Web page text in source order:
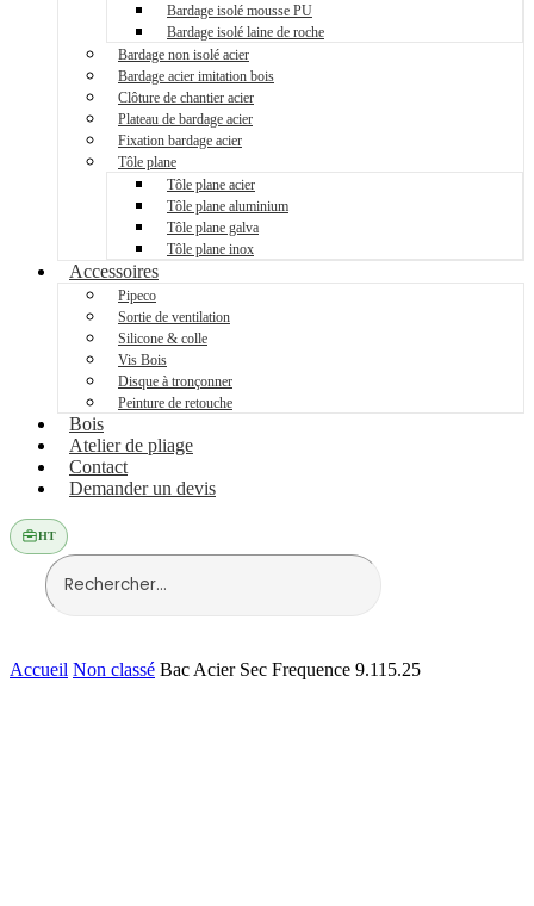
Bardage isolé mousse PU
Bardage isolé laine de roche
Bardage non isolé acier
Bardage acier imitation bois
Clôture de chantier acier
Plateau de bardage acier
Fixation bardage acier
Tôle plane
Tôle plane acier
Tôle plane aluminium
Tôle plane galva
Tôle plane inox
Accessoires
Pipeco
Sortie de ventilation
Silicone & colle
Vis Bois
Disque à tronçonner
Peinture de retouche
Bois
Atelier de pliage
Contact
Demander un devis
HT
Accueil Non classé Bac Acier Sec Frequence 9.115.25